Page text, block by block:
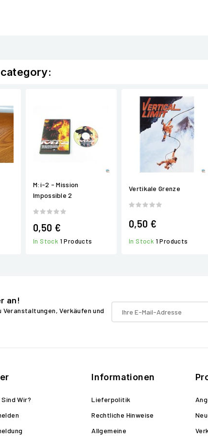
M:i-2 - Mission
Impossible 2
0,50 €
In Stock 1 Products
Vertikale Grenze
0,50 €
In Stock 1 Products
an!
Verkäufen und
Sind Wir?
Informationen
Lieferpolitik
Rechtliche Hinweise
Allgemeine